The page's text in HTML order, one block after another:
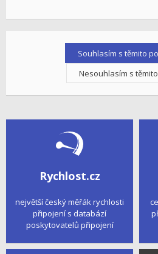
Rychlost.cz
největší český měřák rychlosti
připojení s databází
poskytovatelů připojení